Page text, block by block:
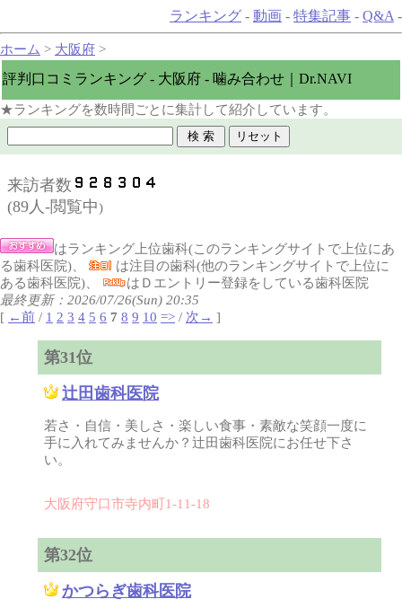
ランキング - 動画 - 特集記事 - Q&A -
ホーム > 大阪府 >
評判口コミランキング - 大阪府 - 噛み合わせ｜Dr.NAVI
★ランキングを数時間ごとに集計して紹介しています。
来訪者数
(89人-閲覧中)
はランキング上位歯科(このランキングサイトで上位にあ
る歯科医院)、
は注目の歯科(他のランキングサイトで上位に
ある歯科医院)、
はＤエントリー登録をしている歯科医院
最終更新：2026/07/26(Sun) 20:35
[ ←前 / 1 2 3 4 5 6 7 8 9 10 => / 次→ ]
第31位
辻田歯科医院
若さ・自信・美しさ・楽しい食事・素敵な笑顔一度に
手に入れてみませんか？辻田歯科医院にお任せ下さ
い。
大阪府守口市寺内町1-11-18
第32位
かつらぎ歯科医院